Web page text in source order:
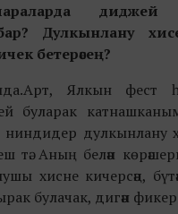
диджей
Дулкынлану
бетерәсең?
Ялкын фест
буларак
дулкынлану
тә. Аның белән
хисне кичерсәң,
булачак, дигән